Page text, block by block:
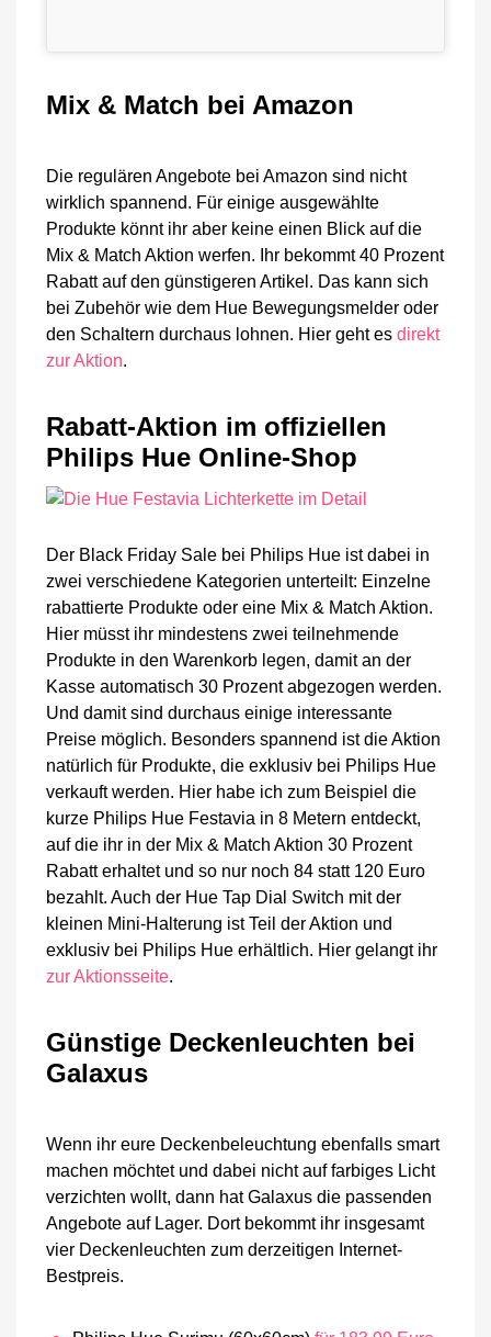
Mix & Match bei Amazon
Die regulären Angebote bei Amazon sind nicht
wirklich spannend. Für einige ausgewählte
Produkte könnt ihr aber keine einen Blick auf die
Mix & Match Aktion werfen. Ihr bekommt 40 Prozent
Rabatt auf den günstigeren Artikel. Das kann sich
bei Zubehör wie dem Hue Bewegungsmelder oder
den Schaltern durchaus lohnen. Hier geht es direkt
zur Aktion.
Rabatt-Aktion im offiziellen
Philips Hue Online-Shop
Der Black Friday Sale bei Philips Hue ist dabei in
zwei verschiedene Kategorien unterteilt: Einzelne
rabattierte Produkte oder eine Mix & Match Aktion.
Hier müsst ihr mindestens zwei teilnehmende
Produkte in den Warenkorb legen, damit an der
Kasse automatisch 30 Prozent abgezogen werden.
Und damit sind durchaus einige interessante
Preise möglich. Besonders spannend ist die Aktion
natürlich für Produkte, die exklusiv bei Philips Hue
verkauft werden. Hier habe ich zum Beispiel die
kurze Philips Hue Festavia in 8 Metern entdeckt,
auf die ihr in der Mix & Match Aktion 30 Prozent
Rabatt erhaltet und so nur noch 84 statt 120 Euro
bezahlt. Auch der Hue Tap Dial Switch mit der
kleinen Mini-Halterung ist Teil der Aktion und
exklusiv bei Philips Hue erhältlich. Hier gelangt ihr
zur Aktionsseite.
Günstige Deckenleuchten bei
Galaxus
Wenn ihr eure Deckenbeleuchtung ebenfalls smart
machen möchtet und dabei nicht auf farbiges Licht
verzichten wollt, dann hat Galaxus die passenden
Angebote auf Lager. Dort bekommt ihr insgesamt
vier Deckenleuchten zum derzeitigen Internet-
Bestpreis.